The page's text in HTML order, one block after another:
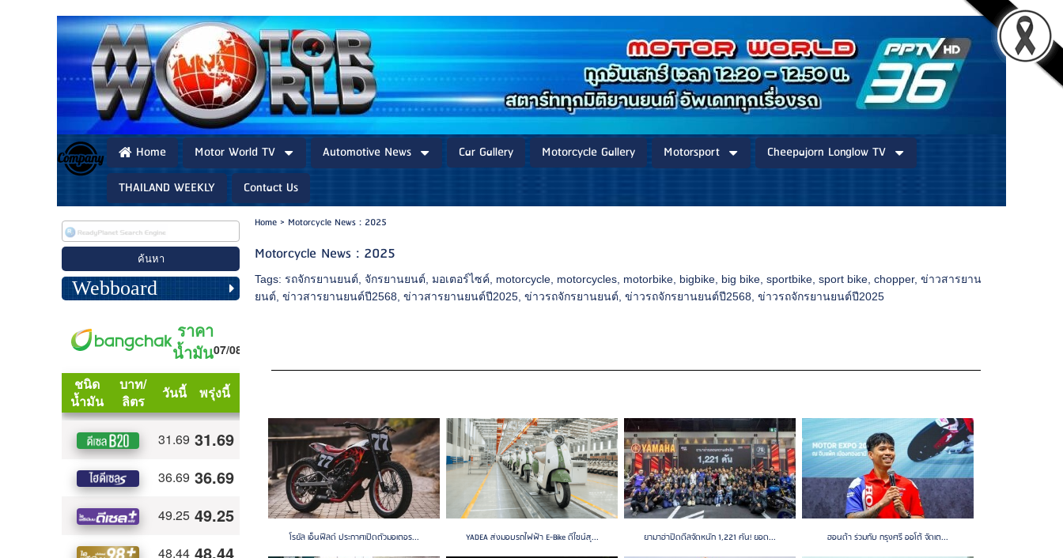
Home Motor World TV Automotive News Car Gallery Motorcycle Gallery Motorsport
Cheepajorn Longlow TV
THAILAND WEEKLY
Contact Us
Webboard
Home> Motorcycle News : 2025
Motorcycle News : 2025
Tags:รถจักรยานยนต์ ,จักรยานยนต์ ,มอเตอร์ไซค์ motorcycle motorcycles motorbike bigbike big bike ,sportbike ,sport bike ,chopper,ข่าวสารยาน
ยนต์ ,ข่าวสารยานยนต์ปี2568 ,ข่าวสารยานยนต์ปี2025 ,ข่าวรถจักรยานยนต์ ,ข่าวรถจักรยานยนต์ปี2568 ,ข่าวรถจักรยานยนต์ปี2025
โรยัล เอ็นฟีลด์ ประกาศเปิดตัวมอเตอร... YADEA ส่งมอบรถไฟฟ้า E-Bike ดีไซน์สุ... ยามาฮ่าปิดดีลจัดหนัก 1,221 คัน! ยอด... ฮอนด้า ร่วมกับ กรุงศรี ออโต้ จัดเต...